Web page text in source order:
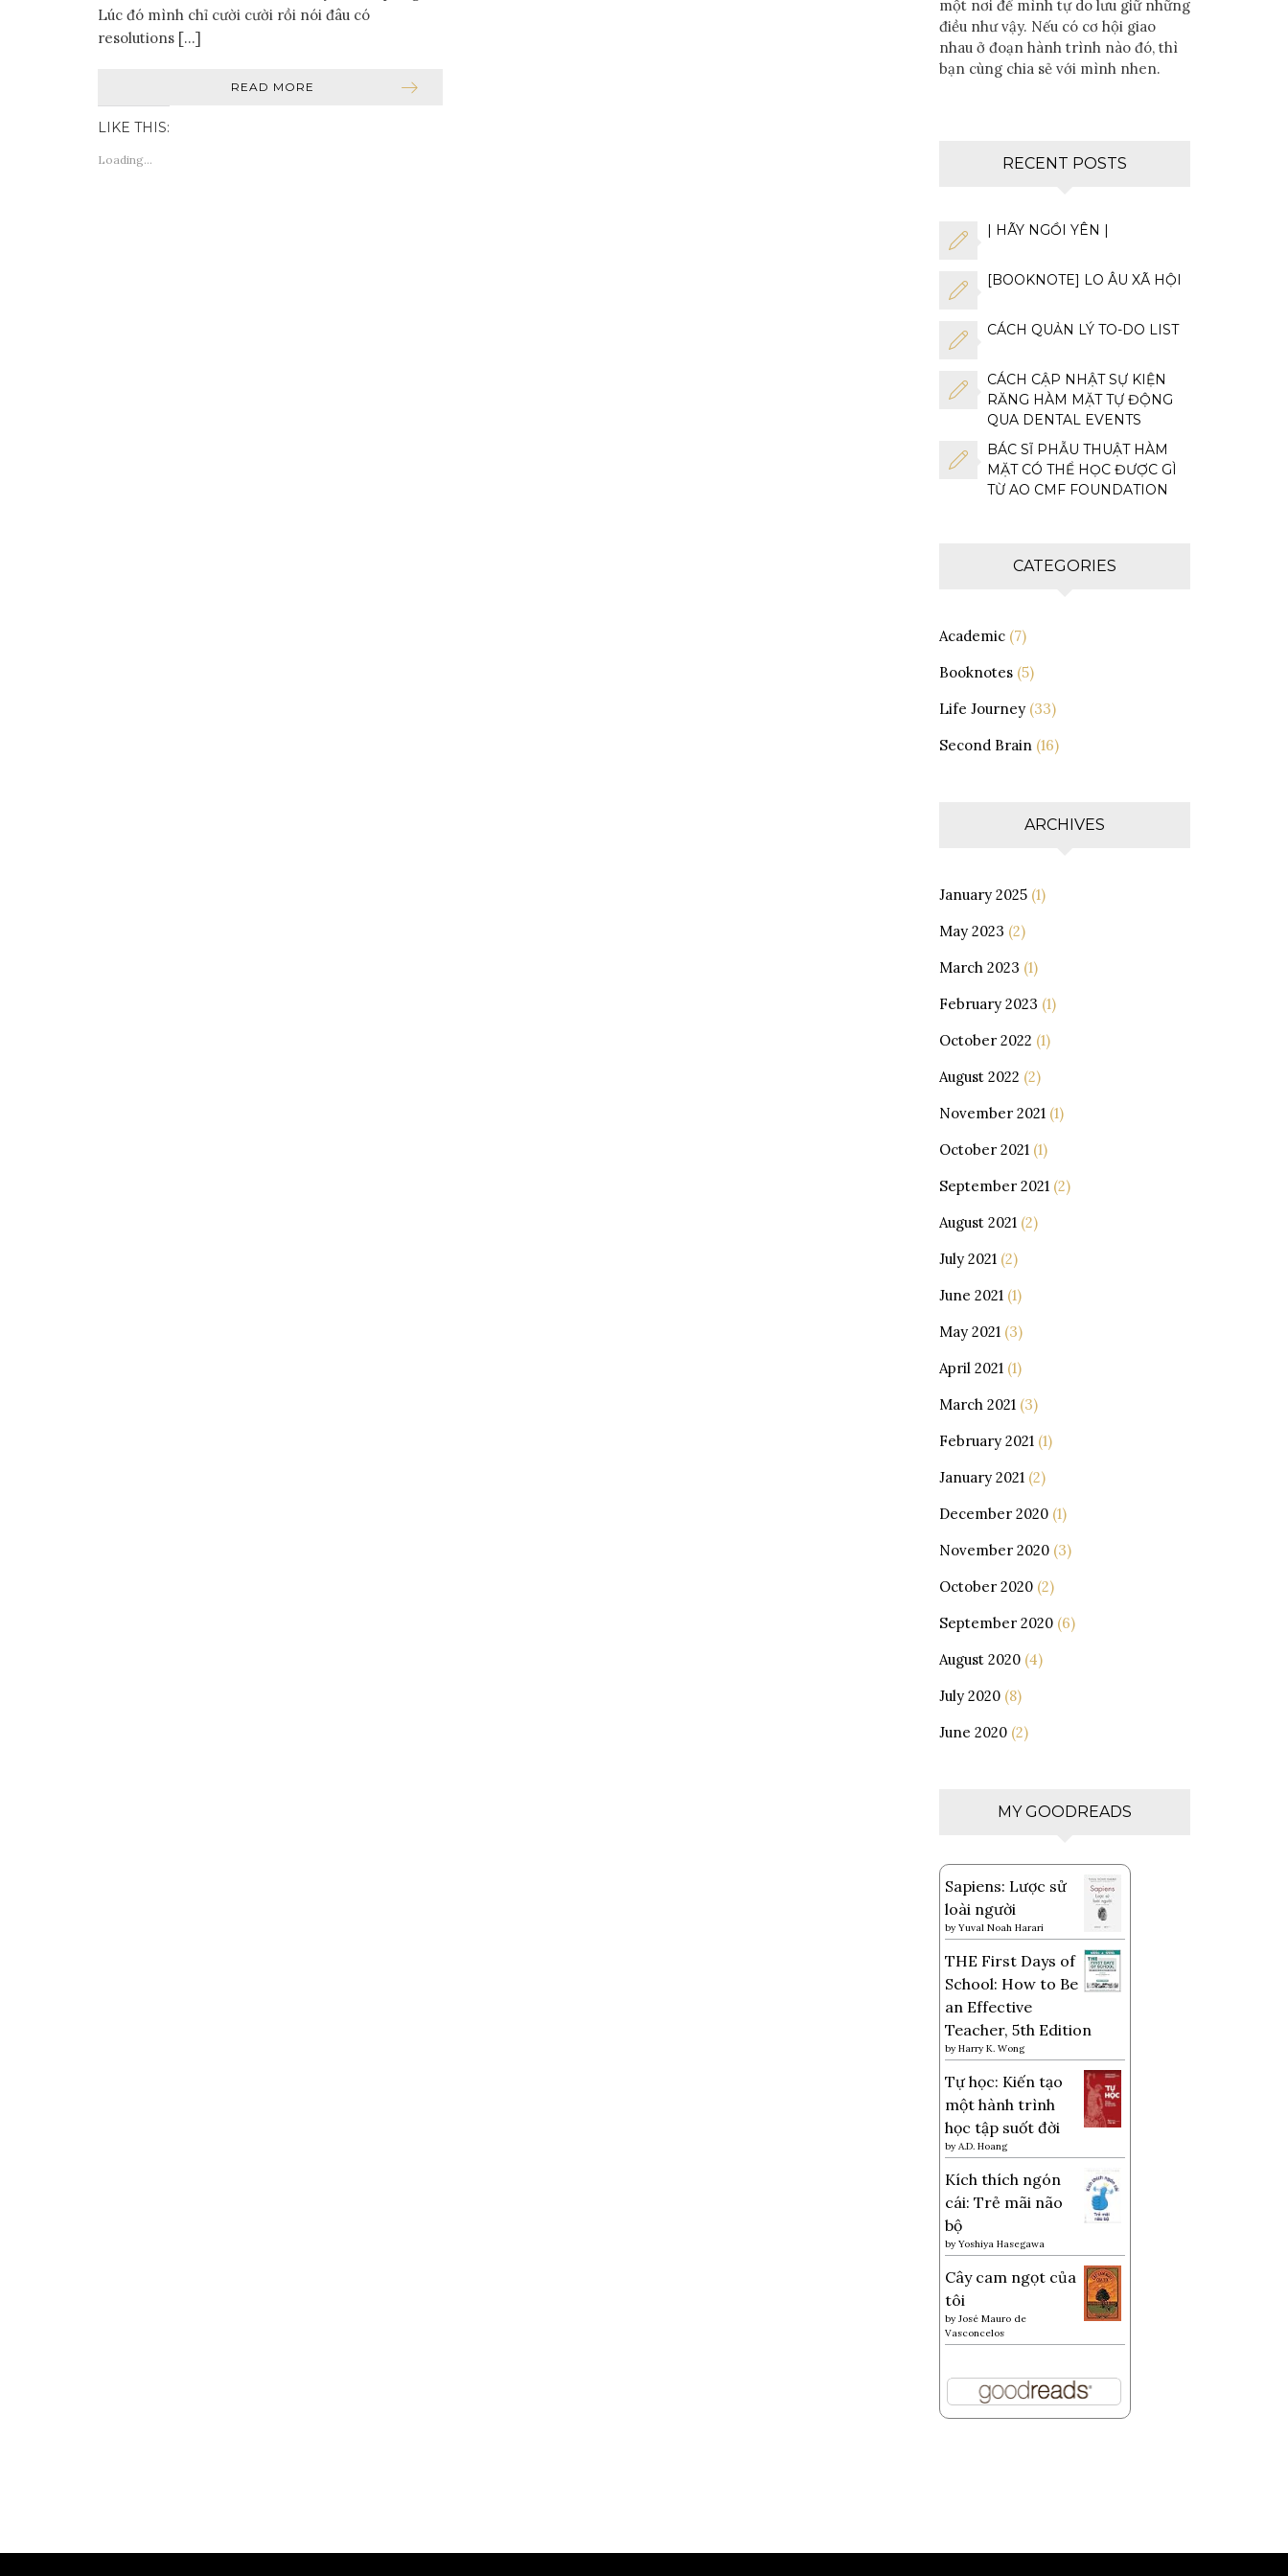
Lúc đó mình chỉ cười cười rồi nói đâu có
resolutions […]
READ MORE
LIKE THIS:
Loading...
một nơi để mình tự do lưu giữ những
điều như vậy. Nếu có cơ hội giao
nhau ở đoạn hành trình nào đó, thì
bạn cùng chia sẻ với mình nhen.
RECENT POSTS
| HÃY NGỒI YÊN |
[BOOKNOTE] LO ÂU XÃ HỘI
CÁCH QUẢN LÝ TO-DO LIST
CÁCH CẬP NHẬT SỰ KIỆN
RĂNG HÀM MẶT TỰ ĐỘNG
QUA DENTAL EVENTS
BÁC SĨ PHẪU THUẬT HÀM
MẶT CÓ THỂ HỌC ĐƯỢC GÌ
TỪ AO CMF FOUNDATION
CATEGORIES
Academic(7)
Booknotes(5)
Life Journey(33)
Second Brain(16)
ARCHIVES
January 2025(1)
May 2023 (2)
March 2023 (1)
February 2023 (1)
October 2022 (1)
August 2022 (2)
November 2021(1)
October 2021(1)
September 2021(2)
August 2021(2)
July 2021(2)
June 2021(1)
May 2021(3)
April 2021(1)
March 2021(3)
February 2021(1)
January 2021(2)
December 2020(1)
November 2020(3)
October 2020(2)
September 2020(6)
August 2020(4)
July 2020(8)
June 2020(2)
MY GOODREADS
Sapiens: Lược sử
loài người
by Yuval Noah Harari
THE First Days of
School: How to Be
an Effective
Teacher, 5th Edition
by Harry K. Wong
Tự học: Kiến tạo
một hành trình
học tập suốt đời
by A.D. Hoang
Kích thích ngón
cái: Trẻ mãi não
bộ
by Yoshiya Hasegawa
Cây cam ngọt của
tôi
by José Mauro de
Vasconcelos